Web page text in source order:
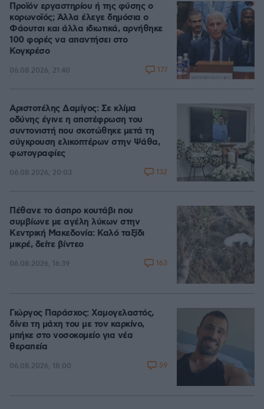
Προϊόν εργαστηρίου ή της φύσης ο
κορωνοϊός; Άλλα έλεγε δημόσια ο
Φάουτσι και άλλα ιδιωτικά, αρνήθηκε
100 φορές να απαντήσει στο
Κογκρέσο
06.08.2026, 21:40 177
Αριστοτέλης Δαμίγος: Σε κλίμα
οδύνης έγινε η αποτέφρωση του
συντονιστή που σκοτώθηκε μετά τη
σύγκρουση ελικοπτέρων στην Ψάθα,
φωτογραφίες
06.08.2026, 20:03 132
Πέθανε το άσπρο κουτάβι που
συμβίωνε με αγέλη λύκων στην
Κεντρική Μακεδονία: Καλό ταξίδι
μικρέ, δείτε βίντεο
06.08.2026, 16:39 163
Γιώργος Παράσχος: Χαμογελαστός,
δίνει τη μάχη του με τον καρκίνο,
μπήκε στο νοσοκομείο για νέα
θεραπεία
06.08.2026, 18:00 59